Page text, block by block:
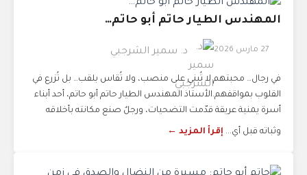
المهندس الطيار حاتم أبو حاتم…
27 مارس 2026 د. سمير الشرجبي
في رجال… محبتهم لا تُبنى على منصب، ولا تُقاس بلقب… بل تُزرع في
القلوب بمواقفهم.الأستاذ المهندس الطيار حاتم أبو حاتم، أحد أبناء
أسرة يمنية عريقة قدّمت التضحيات، ورجلٌ صنع مكانته بأخلاقه
وثباته قبل أي... إقرأ المزيد ←